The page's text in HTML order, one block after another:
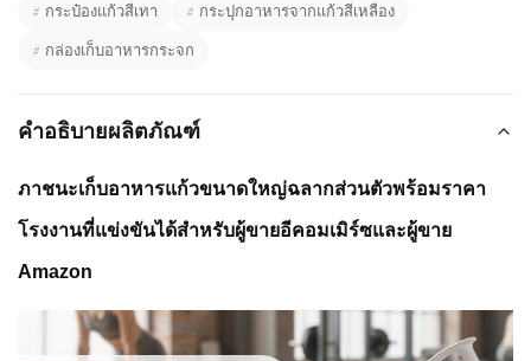
# กระป๋องแก้วสีเทา # กระปุกอาหารจากแก้วสีเหลือง
# กล่องเก็บอาหารกระจก
คำอธิบายผลิตภัณฑ์
ภาชนะเก็บอาหารแก้วขนาดใหญ่ฉลากส่วนตัวพร้อมราคา
โรงงานที่แข่งขันได้สำหรับผู้ขายอีคอมเมิร์ซและผู้ขาย
Amazon